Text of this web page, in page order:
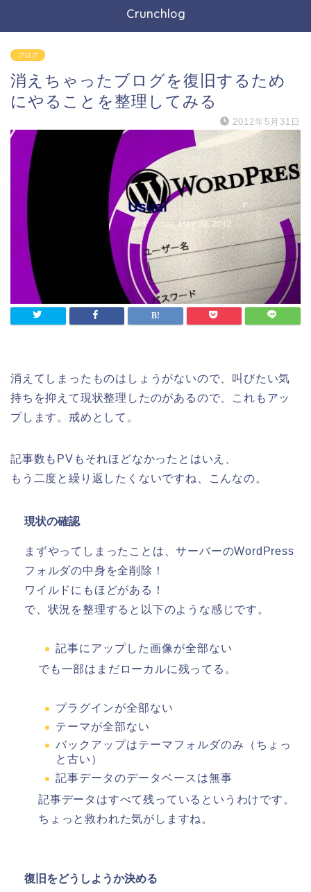
Crunchlog
ブログ
消えちゃったブログを復旧するため
にやることを整理してみる
2012年5月31日
消えてしまったものはしょうがないので、叫びたい気
持ちを抑えて現状整理したのがあるので、これもアッ
プします。戒めとして。
記事数もPVもそれほどなかったとはいえ、
もう二度と繰り返したくないですね、こんなの。
現状の確認
まずやってしまったことは、サーバーのWordPress
フォルダの中身を全削除！
ワイルドにもほどがある！
で、状況を整理すると以下のような感じです。
記事にアップした画像が全部ない
でも一部はまだローカルに残ってる。
プラグインが全部ない
テーマが全部ない
バックアップはテーマフォルダのみ（ちょっ
と古い）
記事データのデータベースは無事
記事データはすべて残っているというわけです。
ちょっと救われた気がしますね。
復旧をどうしようか決める